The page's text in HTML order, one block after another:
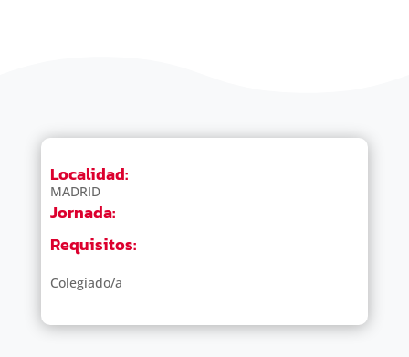
Localidad:
MADRID
Jornada:
Requisitos:
Colegiado/a